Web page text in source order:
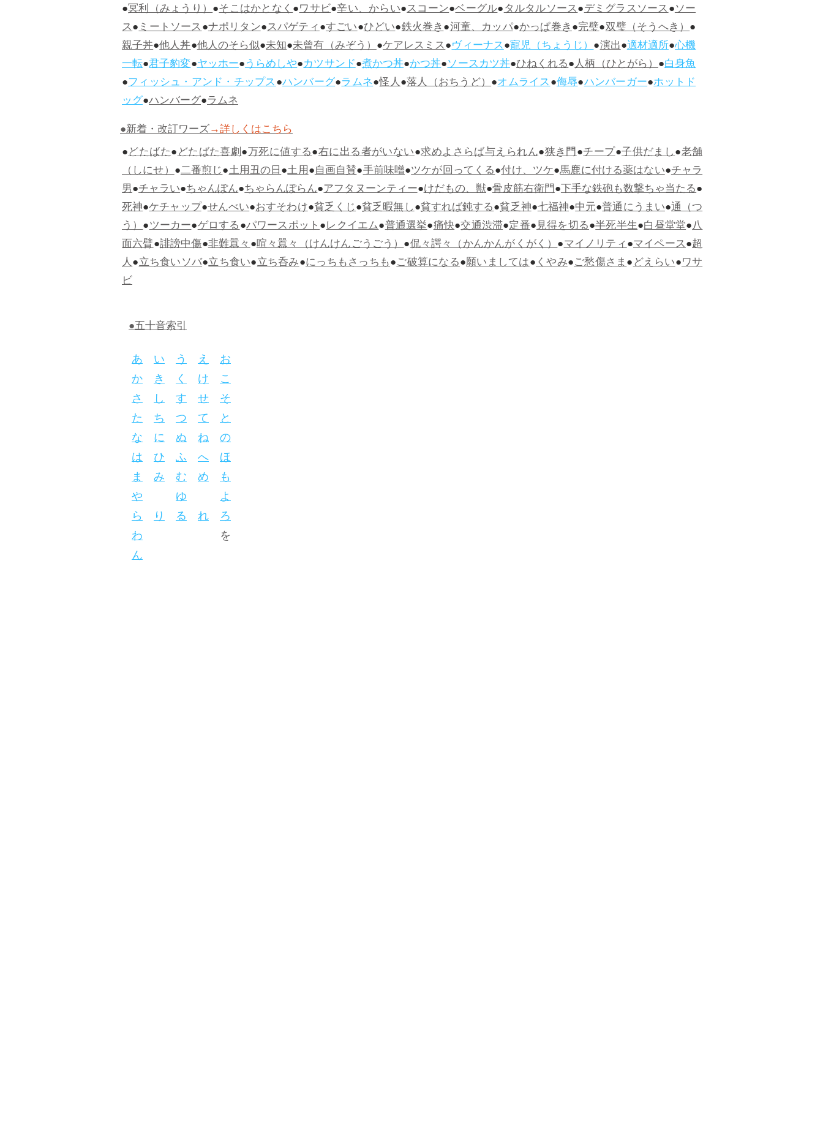
●冥利（みょうり）●そこはかとなく●ワサビ●辛い、からい●スコーン●ベーグル●タルタルソース●デミグラスソース●ソー
ス●ミートソース●ナポリタン●スパゲティ●すごい●ひどい●鉄火巻き●河童、カッパ●かっぱ巻き●完璧●双璧（そうへき）●
親子丼●他人丼●他人のそら似●未知●未曾有（みぞう）●ケアレスミス●ヴィーナス●寵児（ちょうじ）●演出●適材適所●心機
一転●君子豹変●ヤッホー●うらめしや●カツサンド●煮かつ丼●かつ丼●ソースカツ丼●ひねくれる●人柄（ひとがら）●白身魚
●フィッシュ・アンド・チップス●ハンバーグ●ラムネ●怪人●落人（おちうど）●オムライス●侮辱●ハンバーガー●ホットド
ッグ●ハンバーグ●ラムネ
●新着・改訂ワーズ→詳しくはこちら
●どたばた●どたばた喜劇●万死に値する●右に出る者がいない●求めよさらば与えられん●狭き門●チープ●子供だまし●老舗
（しにせ）●二番煎じ●土用丑の日●土用●自画自賛●手前味噌●ツケが回ってくる●付け、ツケ●馬鹿に付ける薬はない●チャラ
男●チャラい●ちゃんぽん●ちゃらんぽらん●アフタヌーンティー●けだもの、獣●骨皮筋右衛門●下手な鉄砲も数撃ちゃ当たる●
死神●ケチャップ●せんべい●おすそわけ●貧乏くじ●貧乏暇無し●貧すれば鈍する●貧乏神●七福神●中元●普通にうまい●通（つ
う）●ツーカー●ゲロする●パワースポット●レクイエム●普通選挙●痛快●交通渋滞●定番●見得を切る●半死半生●白昼堂堂●八
面六臂●誹謗中傷●非難囂々●喧々囂々（けんけんごうごう）●侃々諤々（かんかんがくがく）●マイノリティ●マイペース●超
人●立ち食いソバ●立ち食い●立ち呑み●にっちもさっちも●ご破算になる●願いましては●くやみ●ご愁傷さま●どえらい●ワサ
ビ
●五十音索引
あ い う え お
か き く け こ
さ し す せ そ
た ち つ て と
な に ぬ ね の
は ひ ふ へ ほ
ま み む め も
や
ゆ
よ
ら り る れ ろ
わ を
ん